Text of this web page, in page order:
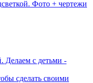
Делаем с детьми -
сделать своими